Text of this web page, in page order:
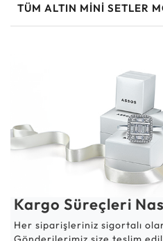
TÜM ALTIN MINI SETLER
Kargo Süreçleri
Her siparişleriniz sigortalı